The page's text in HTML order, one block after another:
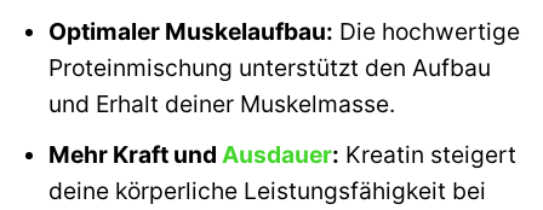
Optimaler Muskelaufbau: Die hochwertige
Proteinmischung unterstützt den Aufbau
und Erhalt deiner Muskelmasse.
Mehr Kraft und Ausdauer: Kreatin steigert
deine körperliche Leistungsfähigkeit bei